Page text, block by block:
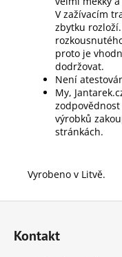
V zažívacím
zbytku
proto je
dodržovat.
Není
My,
výrobků
stránkách.
Vyrobeno v Litvě.
Kontakt